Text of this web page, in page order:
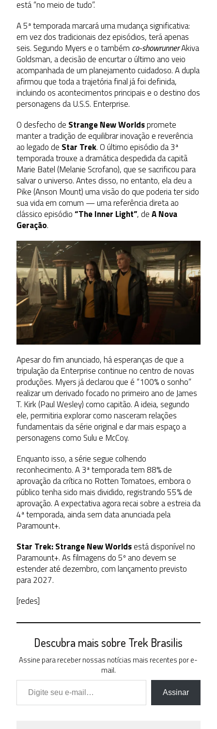
está “no meio de tudo”.
A 5ª temporada marcará uma mudança significativa:
em vez dos tradicionais dez episódios, terá apenas
seis. Segundo Myers e o também co-showrunnerAkiva
Goldsman, a decisão de encurtar o último ano veio
acompanhada de um planejamento cuidadoso. A dupla
afirmou que toda a trajetória final já foi definida,
incluindo os acontecimentos principais e o destino dos
personagens da U.S.S. Enterprise.
O desfecho de Strange New Worldspromete
manter a tradição de equilibrar inovação e reverência
ao legado de Star Trek. O último episódio da 3ª
temporada trouxe a dramática despedida da capitã
Marie Batel (Melanie Scrofano), que se sacrificou para
salvar o universo. Antes disso, no entanto, ela deu a
Pike (Anson Mount) uma visão do que poderia ter sido
sua vida em comum — uma referência direta ao
clássico episódio“The Inner Light”, deA Nova
Geração.
Apesar do fim anunciado, há esperanças de que a
tripulação da Enterprise continue no centro de novas
produções. Myers já declarou que é “100% o sonho”
realizar um derivado focado no primeiro ano de James
T. Kirk (Paul Wesley) como capitão. A ideia, segundo
ele, permitiria explorar como nasceram relações
fundamentais da série original e dar mais espaço a
personagens como Sulu e McCoy.
Enquanto isso, a série segue colhendo
reconhecimento. A 3ª temporada tem 88% de
aprovação da crítica no Rotten Tomatoes, embora o
público tenha sido mais dividido, registrando 55% de
aprovação. A expectativa agora recai sobre a estreia da
4ª temporada, ainda sem data anunciada pela
Paramount+.
Star Trek: Strange New Worldsestá disponível no
Paramount+. As filmagens do 5º ano devem se
estender até dezembro, com lançamento previsto
para 2027.
[redes]
Descubra mais sobre Trek Brasilis
Assine para receber nossas notícias mais recentes por e-
mail.
Digite seu e-mail…
Assinar